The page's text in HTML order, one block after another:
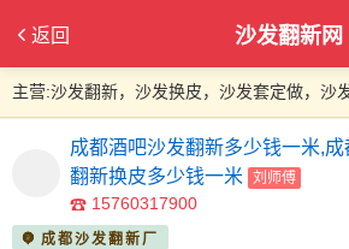
返回 沙发翻新网
主营:沙发翻新，沙发换皮，沙发套定做，沙
成都酒吧沙发翻新多少钱一米,
翻新换皮多少钱一米
刘师傅
15760317900
成都沙发翻新厂